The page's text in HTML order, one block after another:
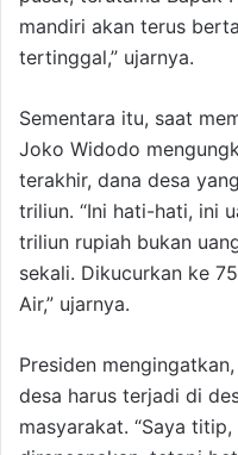
mandiri akan terus
tertinggal,” ujarnya.
Sementara itu, saat
Joko Widodo
terakhir, dana desa
triliun. “Ini hati-hati, ini
triliun rupiah bukan
sekali. Dikucurkan ke
Air,” ujarnya.
Presiden
desa harus terjadi di
masyarakat. “Saya